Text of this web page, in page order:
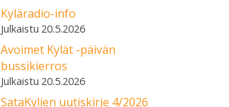
Kyläradio-info
20.5.2026
Avoimet Kylät -päivän
bussikierros
20.5.2026
SataKylien uutiskirje 4/2026